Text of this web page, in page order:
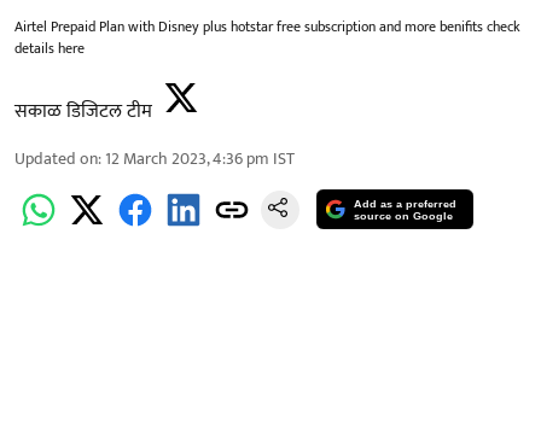
Airtel Prepaid Plan with Disney plus hotstar free subscription and more benifits check
details here
सकाळ डिजिटल टीम
Updated on:12 March 2023, 4:36 pm IST
Add as a preferred
source on Google